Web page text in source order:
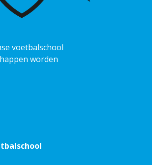
voetbalschool
worden